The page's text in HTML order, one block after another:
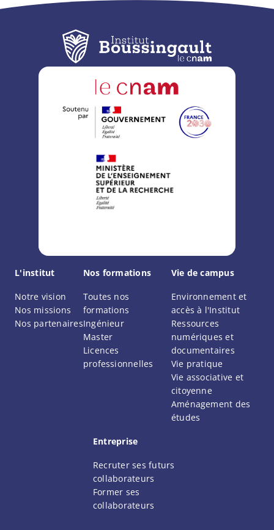
L'institut
Notre vision
Nos missions
Nos partenaires
Nos formations
Toutes nos
formations
Ingénieur
Master
Licences
professionnelles
Vie de campus
Environnement et
accès à l'Institut
Ressources
numériques et
documentaires
Vie pratique
Vie associative et
citoyenne
Aménagement des
études
Entreprise
Recruter ses futurs
collaborateurs
Former ses
collaborateurs